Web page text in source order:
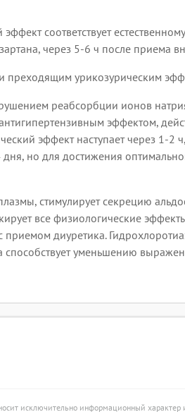
соответствует
через 5-6 ч после приема
преходящим урикозурическим
реабсорбции ионов
эффектом,
эффект наступает через 1-2
но для достижения
стимулирует секрецию
все физиологические
приемом диуретика.
уменьшению
исключительно информационный характер